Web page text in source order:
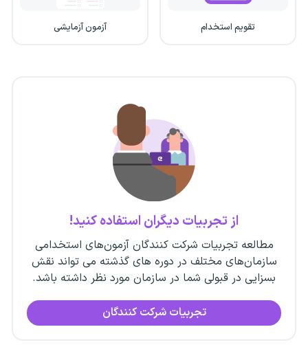
تقویم استخدام آزمون آزمایشی
از تجربیات دیگران استفاده کنید!
مطالعه تجربیات شرکت کنندگان آزمون‌های استخدامی
سازمان‌های مختلف در دوره های گذشته می تواند نقش
بسزایی در قبولی شما در سازمان مورد نظر داشته باشد.
تجربیات شرکت کنندگان